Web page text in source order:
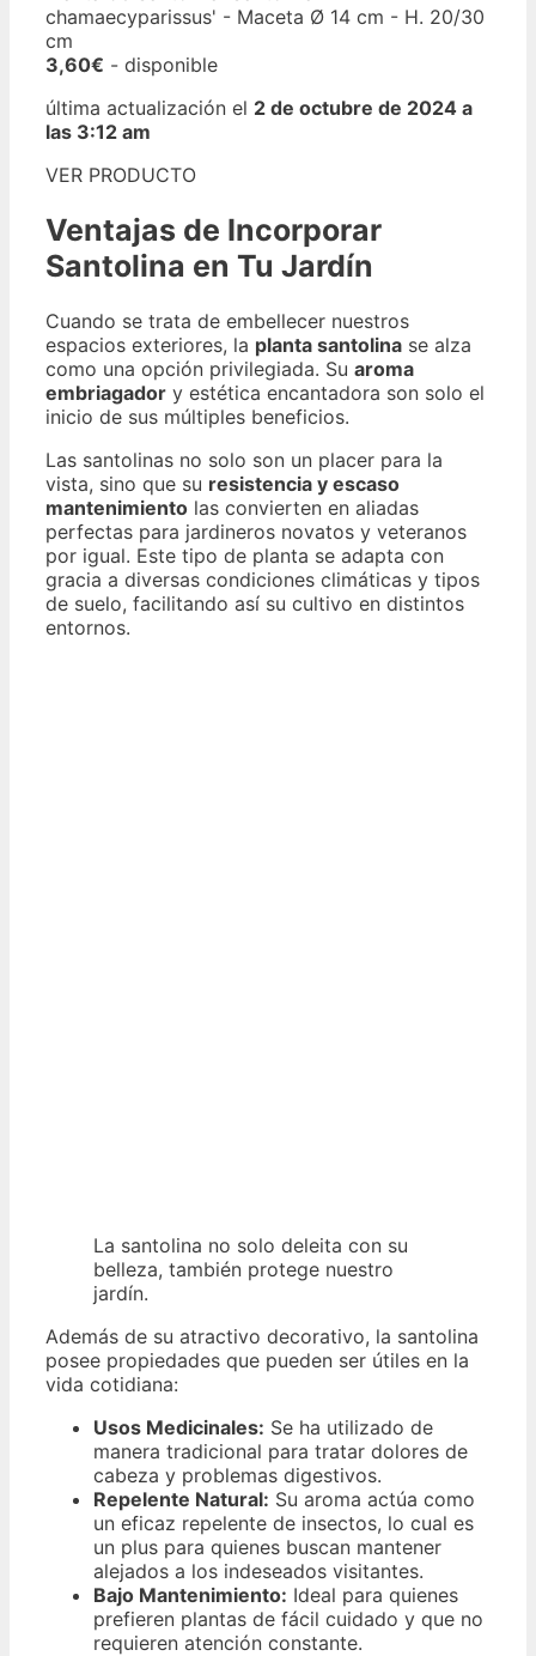
chamaecyparissus' - Maceta Ø 14 cm - H. 20/30
cm
3,60€ - disponible
última actualización el 2 de octubre de 2024 a
las 3:12 am
VER PRODUCTO
Ventajas de Incorporar
Santolina en Tu Jardín
Cuando se trata de embellecer nuestros
espacios exteriores, la planta santolina se alza
como una opción privilegiada. Su aroma
embriagador y estética encantadora son solo el
inicio de sus múltiples beneficios.
Las santolinas no solo son un placer para la
vista, sino que su resistencia y escaso
mantenimiento las convierten en aliadas
perfectas para jardineros novatos y veteranos
por igual. Este tipo de planta se adapta con
gracia a diversas condiciones climáticas y tipos
de suelo, facilitando así su cultivo en distintos
entornos.
La santolina no solo deleita con su
belleza, también protege nuestro
jardín.
Además de su atractivo decorativo, la santolina
posee propiedades que pueden ser útiles en la
vida cotidiana:
Usos Medicinales: Se ha utilizado de
manera tradicional para tratar dolores de
cabeza y problemas digestivos.
Repelente Natural: Su aroma actúa como
un eficaz repelente de insectos, lo cual es
un plus para quienes buscan mantener
alejados a los indeseados visitantes.
Bajo Mantenimiento: Ideal para quienes
prefieren plantas de fácil cuidado y que no
requieren atención constante.